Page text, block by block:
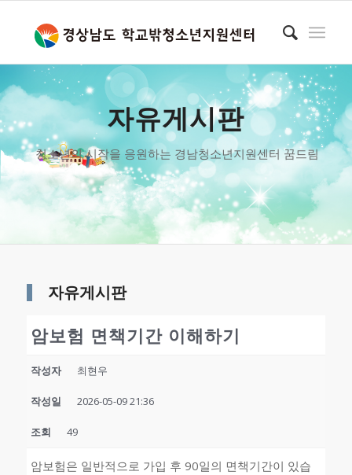
자유게시판
청소년의 시작을 응원하는 경남청소년지원센터 꿈드림
자유게시판
암보험 면책기간 이해하기
작성자 최현우
작성일 2026-05-09 21:36
조회 49
암보험은 일반적으로 가입 후 90일의 면책기간이 있습